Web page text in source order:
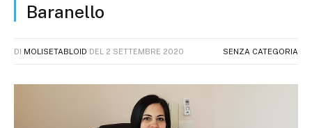
Baranello
DI MOLISETABLOID DEL 2 SETTEMBRE 2020 SENZA CATEGORIA